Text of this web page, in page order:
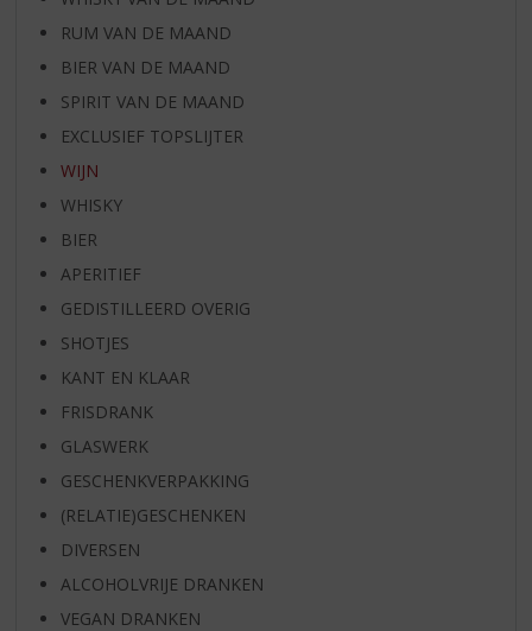
RUM VAN DE MAAND
BIER VAN DE MAAND
SPIRIT VAN DE MAAND
EXCLUSIEF TOPSLIJTER
WIJN
WHISKY
BIER
APERITIEF
GEDISTILLEERD OVERIG
SHOTJES
KANT EN KLAAR
FRISDRANK
GLASWERK
GESCHENKVERPAKKING
(RELATIE)GESCHENKEN
DIVERSEN
ALCOHOLVRIJE DRANKEN
VEGAN DRANKEN